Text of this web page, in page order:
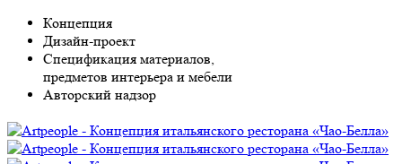
Концепция
Дизайн-проект
Спецификация материалов,
предметов интерьера и мебели
Авторский надзор